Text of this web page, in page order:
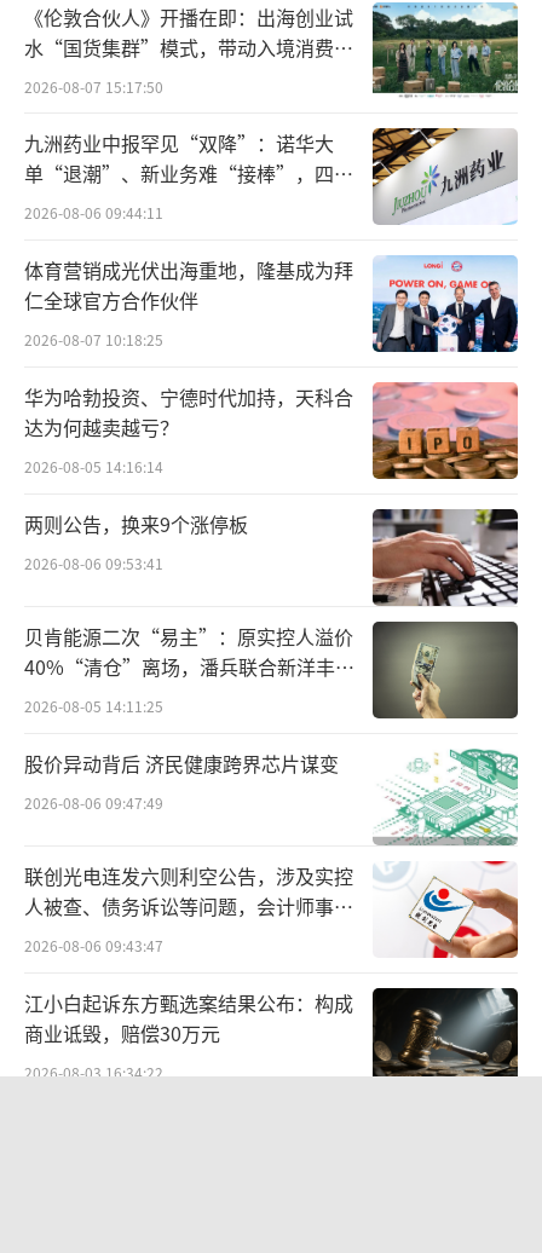
新政影响同样传导到了回收端。有黄金回
收商向记者透露，近期回收黄金的上游公司变
少了，业内某头部公司也停止了黄金回收业
务。“因为只要卖出去就得加税，收过来它自
己也消化不了了。”
另一方面，黄金变现以后再购入的成本更
高了，消费者出金的意愿也受到抑制。不止一
位受访业内人士透露，目前水贝已经出现个别
加价回收黄金的现象，回收价比大盘价还要高
上几块。“这算是一种新的内卷。不过加价买
来的旧料可以和批发商换货，比直接拿货的成
本要低很多。”
定价尚未统一、各方持续观望，以旧换
新、赴港买金再引关注
新政落地后，水贝市场的黄金零售商家们
多以“结料”模式应对冲击。即以旧换新，客
户自带黄金旧料并支付相应工费——如此便能避
开税收新政的影响。旧料换新目前市场上执行
标准不一，有的是一比一换，有的按实际成色
折算。
因此，打金店的生意也在变好。记者从上
担，平均工费在20元/克左右，相比直接购买金
饰划算很多。店家表示，每天都会有客人将银
行购买的金条送来加工，最近打金生意确实有
《伦敦合伙人》开播在即：出海创业试
水“国货集群”模式，带动入境消费反
向种草
2026-08-07 15:17:50
九洲药业中报罕见“双降”：诺华大
单“退潮”、新业务难“接棒”，四大
难关待闯
2026-08-06 09:44:11
体育营销成光伏出海重地，隆基成为拜
仁全球官方合作伙伴
2026-08-07 10:18:25
华为哈勃投资、宁德时代加持，天科合
达为何越卖越亏？
2026-08-05 14:16:14
两则公告，换来9个涨停板
2026-08-06 09:53:41
贝肯能源二次“易主”：原实控人溢价
40%“清仓”离场，潘兵联合新洋丰、
宏科百世拟入主
2026-08-05 14:11:25
股价异动背后 济民健康跨界芯片谋变
2026-08-06 09:47:49
联创光电连发六则利空公告，涉及实控
人被查、债务诉讼等问题，会计师事务
所曾出具“保留意见”
2026-08-06 09:43:47
江小白起诉东方甄选案结果公布：构成
商业诋毁，赔偿30万元
2026-08-03 16:34:22